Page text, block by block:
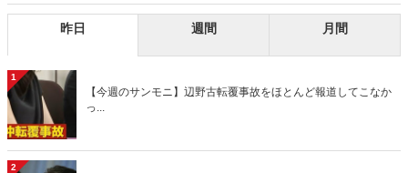
昨日 週間 月間
1
【今週のサンモニ】辺野古転覆事故をほとんど報道してこなか
っ...
2